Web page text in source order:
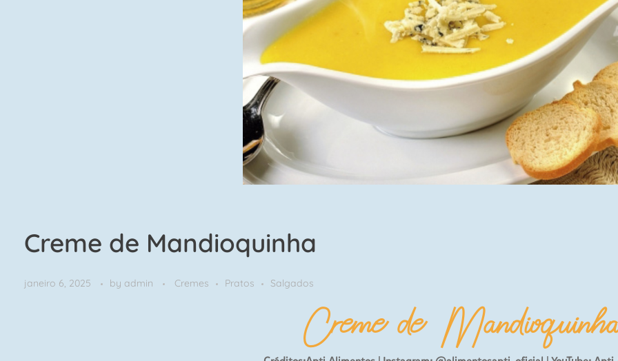
Creme de Mandioquinha
janeiro 6, 2025 by admin Cremes Pratos Salgados
Creme de